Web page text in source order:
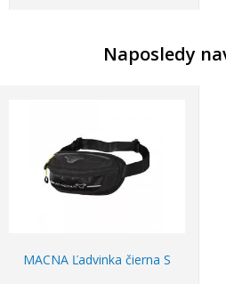
Naposledy
MACNA Ľadvinka čierna S